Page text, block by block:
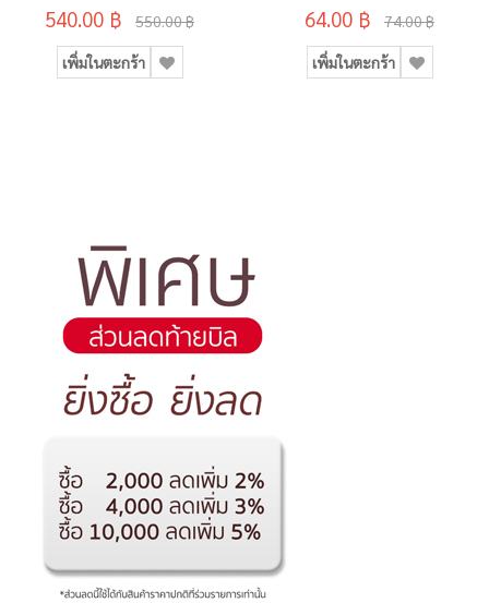
เบอร์2/แบบแบนขนสั้น
เบอร์6
540.00 ฿ 550.00 ฿
เพิ่มในตะกร้า
64.00 ฿ 74.00 ฿
เพิ่มในตะกร้า